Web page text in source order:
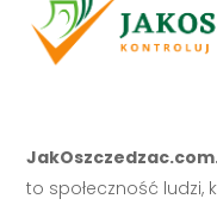
to społeczność ludzi,